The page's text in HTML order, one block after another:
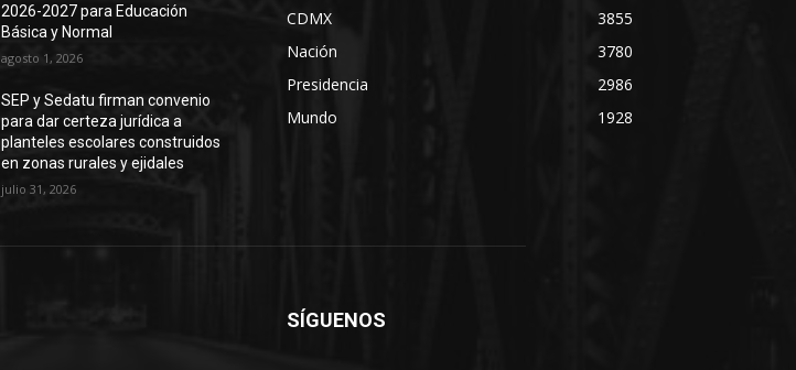
2026-2027 para Educación
Básica y Normal
agosto 1, 2026
SEP y Sedatu firman convenio
para dar certeza jurídica a
planteles escolares construidos
en zonas rurales y ejidales
julio 31, 2026
CDMX
3855
Nación
3780
Presidencia
2986
Mundo
1928
SÍGUENOS